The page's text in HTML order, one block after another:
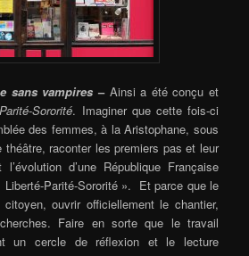
sans vampires – Ainsi a été conçu et
Sororité. Imaginer que cette fois-ci
des femmes, à la Aristophane, sous
théâtre, raconter les premiers pas et leur
d’une République Française
Liberté-Parité-Sororité ». Et parce que le
ouvrir officiellement le chantier,
Faire en sorte que le travail
un cercle de réflexion et le lecture